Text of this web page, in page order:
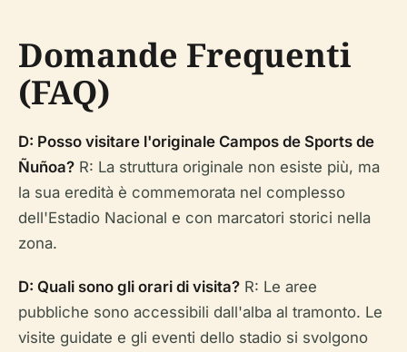
Domande Frequenti
(FAQ)
D: Posso visitare l'originale Campos de Sports de
Ñuñoa? R: La struttura originale non esiste più, ma
la sua eredità è commemorata nel complesso
dell'Estadio Nacional e con marcatori storici nella
zona.
D: Quali sono gli orari di visita? R: Le aree
pubbliche sono accessibili dall'alba al tramonto. Le
visite guidate e gli eventi dello stadio si svolgono